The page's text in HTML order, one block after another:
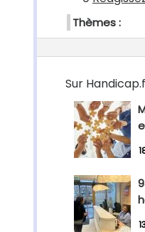
Thèmes :
Sur